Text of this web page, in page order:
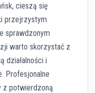
cieszą się
przejrzystym
sprawdzonym
warto skorzystać z
działalności i
Profesjonalne
z potwierdzoną